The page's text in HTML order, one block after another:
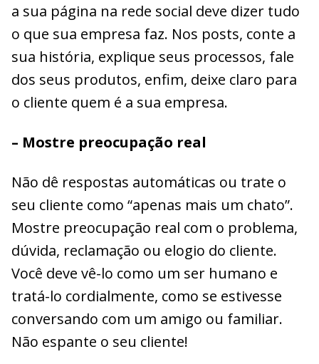
a sua página na rede social deve dizer tudo
o que sua empresa faz. Nos posts, conte a
sua história, explique seus processos, fale
dos seus produtos, enfim, deixe claro para
o cliente quem é a sua empresa.
– Mostre preocupação real
Não dê respostas automáticas ou trate o
seu cliente como “apenas mais um chato”.
Mostre preocupação real com o problema,
dúvida, reclamação ou elogio do cliente.
Você deve vê-lo como um ser humano e
tratá-lo cordialmente, como se estivesse
conversando com um amigo ou familiar.
Não espante o seu cliente!